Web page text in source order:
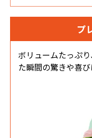
プ
ボリュームたっぷり
た瞬間の驚きや喜